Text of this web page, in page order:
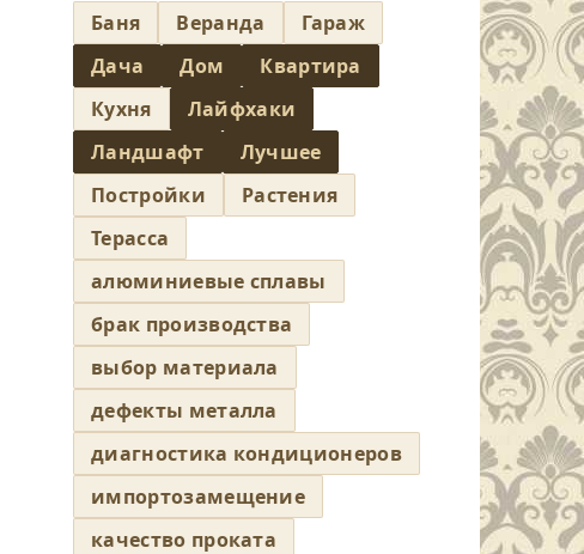
Баня Веранда
Гараж
Дача
Дом
Квартира
Кухня
Лайфхаки
Ландшафт
Лучшее
Постройки
Растения
Терасса
алюминиевые сплавы
брак производства
выбор материала
дефекты металла
диагностика кондиционеров
импортозамещение
качество проката